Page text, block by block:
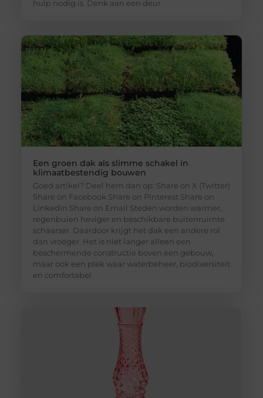
hulp nodig is. Denk aan een deur
Een groen dak als slimme schakel in
klimaatbestendig bouwen
Goed artikel? Deel hem dan op: Share on X (Twitter)
Share on Facebook Share on Pinterest Share on
LinkedIn Share on Email Steden worden warmer,
regenbuien heviger en beschikbare buitenruimte
schaarser. Daardoor krijgt het dak een andere rol
dan vroeger. Het is niet langer alleen een
beschermende constructie boven een gebouw,
maar ook een plek waar waterbeheer, biodiversiteit
en comfortabel